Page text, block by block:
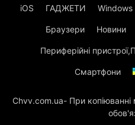
iOS ГАДЖЕТИ Windows
Браузери Новини
Периферійні
Смартфони
Chvv.com.ua- При копіюванні